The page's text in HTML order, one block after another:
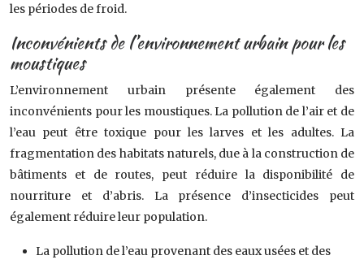
les périodes de froid.
Inconvénients de l’environnement urbain pour les
moustiques
L’environnement urbain présente également des
inconvénients pour les moustiques. La pollution de l’air et de
l’eau peut être toxique pour les larves et les adultes. La
fragmentation des habitats naturels, due à la construction de
bâtiments et de routes, peut réduire la disponibilité de
nourriture et d’abris. La présence d’insecticides peut
également réduire leur population.
La pollution de l’eau provenant des eaux usées et des